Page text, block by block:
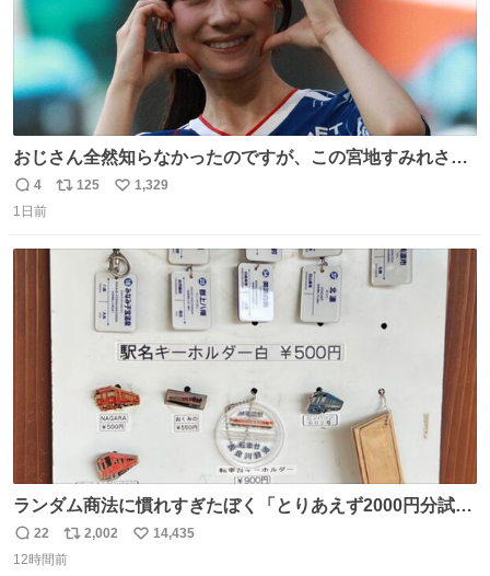
おじさん全然知らなかったのですが、この宮地すみれさん
（日向坂46）はマリサポだったのですね。 カメラ目線でに
っこりしていただいたので撮影したものの、全然誰だか知
返
信
4
リ
125
い
数
1,329
1日前
ランダム商法に慣れすぎたぼく「とりあえず2000円分試し
てみるか…」 駅員さん「どれが欲しいの？」 ぼく「えっ
良いんですか？」 駅員さん「何が…？？」 やっぱランダム
返
信
22
リ
ポ
2,002
い
14,435
12時間前